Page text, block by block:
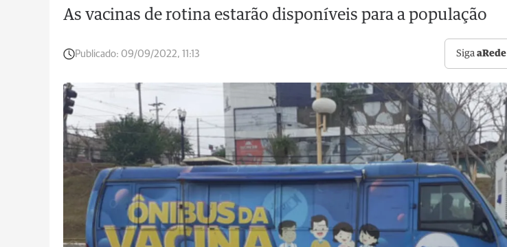
As vacinas de rotina estarão disponíveis para a população
Publicado: 09/09/2022, 11:13 SigaaRede